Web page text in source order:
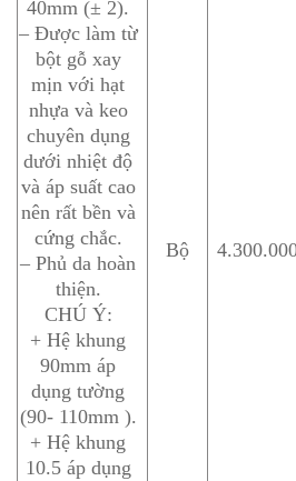
40mm (± 2).
– Được làm từ
bột gỗ xay
mịn với hạt
nhựa và keo
chuyên dụng
dưới nhiệt độ
và áp suất cao
nên rất bền và
cứng chắc.
– Phủ da hoàn
thiện.
CHÚ Ý:
+ Hệ khung
90mm áp
dụng tường
(90- 110mm ).
+ Hệ khung
10.5 áp dụng
Bộ